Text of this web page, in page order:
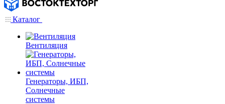
Каталог
Вентиляция
Генераторы, ИБП,
Солнечные
системы